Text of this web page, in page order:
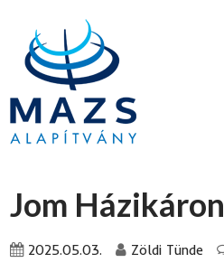
Jom Házikáron
2025.05.03. Zöldi Tünde